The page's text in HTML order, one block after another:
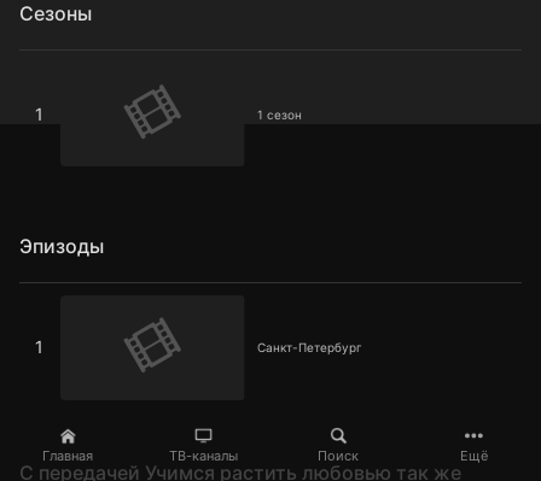
Главная ТВ-каналы Поиск Ещё
Сезоны
1 1 сезон
Эпизоды
1 Санкт-Петербург
C передачей Учимся растить любовью так же